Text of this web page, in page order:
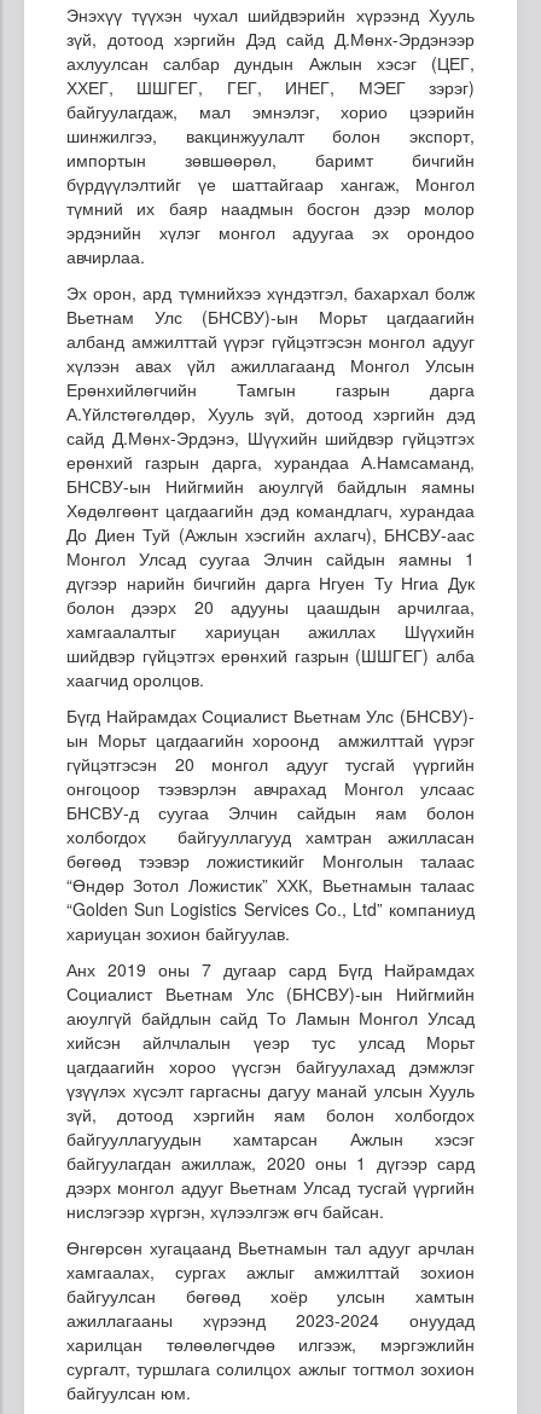
Энэхүү түүхэн чухал шийдвэрийн хүрээнд Хууль
зүй, дотоод хэргийн Дэд сайд Д.Мөнх-Эрдэнээр
ахлуулсан салбар дундын Ажлын хэсэг (ЦЕГ,
ХХЕГ, ШШГЕГ, ГЕГ, ИНЕГ, МЭЕГ зэрэг)
байгуулагдаж, мал эмнэлэг, хорио цээрийн
шинжилгээ, вакцинжуулалт болон экспорт,
импортын зөвшөөрөл, баримт бичгийн
бүрдүүлэлтийг үе шаттайгаар хангаж, Монгол
түмний их баяр наадмын босгон дээр молор
эрдэнийн хүлэг монгол адуугаа эх орондоо
авчирлаа.
Эх орон, ард түмнийхээ хүндэтгэл, бахархал болж
Вьетнам Улс (БНСВУ)-ын Морьт цагдаагийн
албанд амжилттай үүрэг гүйцэтгэсэн монгол адууг
хүлээн авах үйл ажиллагаанд Монгол Улсын
Ерөнхийлөгчийн Тамгын газрын дарга
А.Үйлстөгөлдөр, Хууль зүй, дотоод хэргийн дэд
сайд Д.Мөнх-Эрдэнэ, Шүүхийн шийдвэр гүйцэтгэх
ерөнхий газрын дарга, хурандаа А.Намсаманд,
БНСВУ-ын Нийгмийн аюулгүй байдлын яамны
Хөдөлгөөнт цагдаагийн дэд командлагч, хурандаа
До Диен Туй (Ажлын хэсгийн ахлагч), БНСВУ-аас
Монгол Улсад суугаа Элчин сайдын яамны 1
дүгээр нарийн бичгийн дарга Нгуен Ту Нгиа Дук
болон дээрх 20 адууны цаашдын арчилгаа,
хамгаалалтыг хариуцан ажиллах Шүүхийн
шийдвэр гүйцэтгэх ерөнхий газрын (ШШГЕГ) алба
хаагчид оролцов.
Бүгд Найрамдах Социалист Вьетнам Улс (БНСВУ)-
ын Морьт цагдаагийн хороонд амжилттай үүрэг
гүйцэтгэсэн 20 монгол адууг тусгай үүргийн
онгоцоор тээвэрлэн авчрахад Монгол улсаас
БНСВУ-д суугаа Элчин сайдын яам болон
холбогдох байгууллагууд хамтран ажилласан
бөгөөд тээвэр ложистикийг Монголын талаас
“Өндөр Зотол Ложистик” ХХК, Вьетнамын талаас
“Golden Sun Logistics Services Co., Ltd” компаниуд
хариуцан зохион байгуулав.
Анх 2019 оны 7 дугаар сард Бүгд Найрамдах
Социалист Вьетнам Улс (БНСВУ)-ын Нийгмийн
аюулгүй байдлын сайд То Ламын Монгол Улсад
хийсэн айлчлалын үеэр тус улсад Морьт
цагдаагийн хороо үүсгэн байгуулахад дэмжлэг
үзүүлэх хүсэлт гаргасны дагуу манай улсын Хууль
зүй, дотоод хэргийн яам болон холбогдох
байгууллагуудын хамтарсан Ажлын хэсэг
байгуулагдан ажиллаж, 2020 оны 1 дүгээр сард
дээрх монгол адууг Вьетнам Улсад тусгай үүргийн
нислэгээр хүргэн, хүлээлгэж өгч байсан.
Өнгөрсөн хугацаанд Вьетнамын тал адууг арчлан
хамгаалах, сургах ажлыг амжилттай зохион
байгуулсан бөгөөд хоёр улсын хамтын
ажиллагааны хүрээнд 2023-2024 онуудад
харилцан төлөөлөгчдөө илгээж, мэргэжлийн
сургалт, туршлага солилцох ажлыг тогтмол зохион
байгуулсан юм.